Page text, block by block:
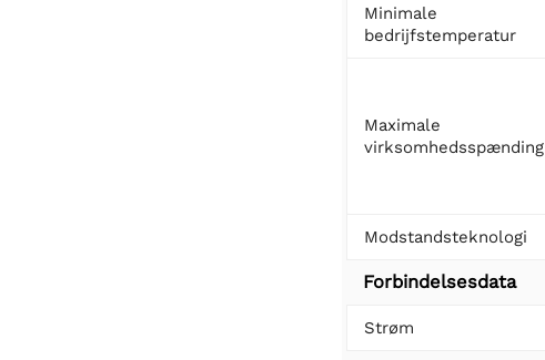
Minimale
bedrijfstemperatur
Maximale
virksomhedsspænding
Modstandsteknologi
Forbindelsesdata
Strøm